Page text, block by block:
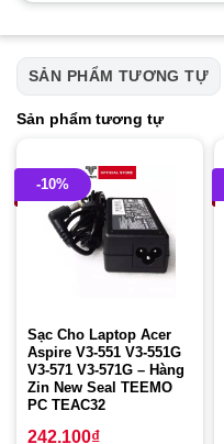
SẢN PHẨM TƯƠNG TỰ
Sản phẩm tương tự
-10%
Sạc Cho Laptop Acer
Aspire V3-551 V3-551G
V3-571 V3-571G – Hàng
Zin New Seal TEEMO
PC TEAC32
242.100₫